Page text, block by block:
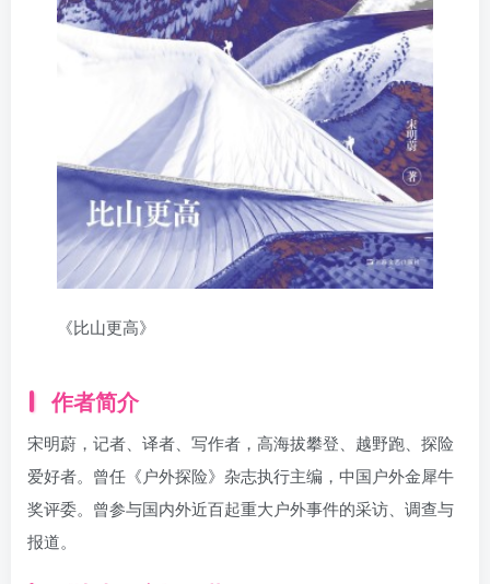
《比山更高》
作者简介
宋明蔚，记者、译者、写作者，高海拔攀登、越野跑、探险
爱好者。曾任《户外探险》杂志执行主编，中国户外金犀牛
奖评委。曾参与国内外近百起重大户外事件的采访、调查与
报道。